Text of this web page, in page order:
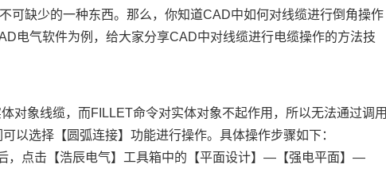
可缺少的一种东西。那么，你知道CAD中如何对线缆进行倒角操作
电气软件为例，给大家分享CAD中对线缆进行电缆操作的方法技
对象线缆，而FILLET命令对实体对象不起作用，所以无法通过调用
以选择【圆弧连接】功能进行操作。具体操作步骤如下：
，点击【浩辰电气】工具箱中的【平面设计】—【强电平面】—